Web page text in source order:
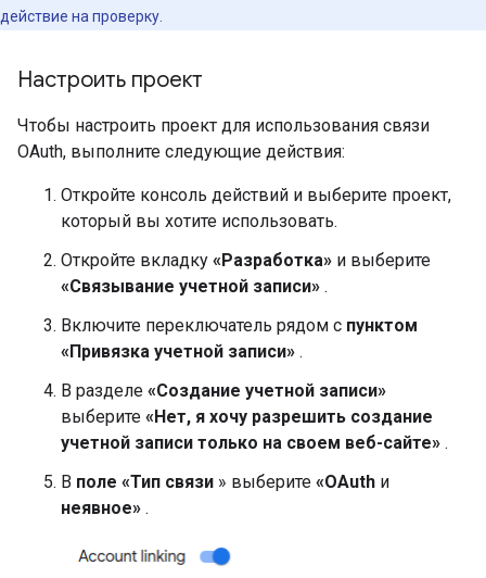
действие на проверку.
Настроить проект
Чтобы настроить проект для использования связи
OAuth, выполните следующие действия:
Откройте консоль действий и выберите проект,
который вы хотите использовать.
Откройте вкладку «Разработка» и выберите
«Связывание учетной записи» .
Включите переключатель рядом с пунктом
«Привязка учетной записи» .
В разделе «Создание учетной записи»
выберите «Нет, я хочу разрешить создание
учетной записи только на своем веб-сайте» .
В поле «Тип связи » выберите «OAuth и
неявное» .